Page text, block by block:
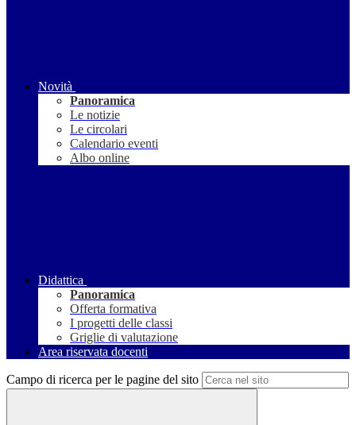
Novità
Panoramica
Le notizie
Le circolari
Calendario eventi
Albo online
Didattica
Panoramica
Offerta formativa
I progetti delle classi
Griglie di valutazione
Area riservata docenti
Campo di ricerca per le pagine del sito